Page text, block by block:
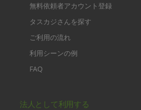
無料依頼者アカウント登録
タスカジさんを探す
ご利用の流れ
利用シーンの例
FAQ
法人として利用する